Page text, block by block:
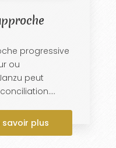
progressive
ou
peut
savoir plus